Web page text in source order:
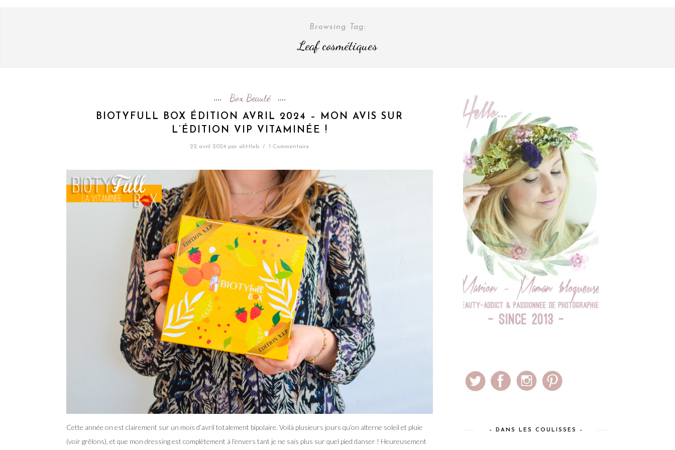
Browsing Tag:
Leaf cosmétiques
Box Beauté
BIOTYFULL BOX ÉDITION AVRIL 2024 – MON AVIS SUR
L’ÉDITION VIP VITAMINÉE !
22 avril 2024 par alittleb / 1 Commentaire
Cette année on est clairement sur un mois d’avril totalement bipolaire. Voilà plusieurs jours qu’on alterne soleil et pluie
(voir grêlons), et que mon dressing est complètement à l’envers tant je ne sais plus sur quel pied danser ! Heureusement
– DANS LES COULISSES –